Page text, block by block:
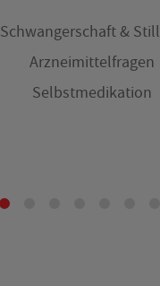
Schwangerschaft &
Arzneimittelfragen
Selbstmedikation